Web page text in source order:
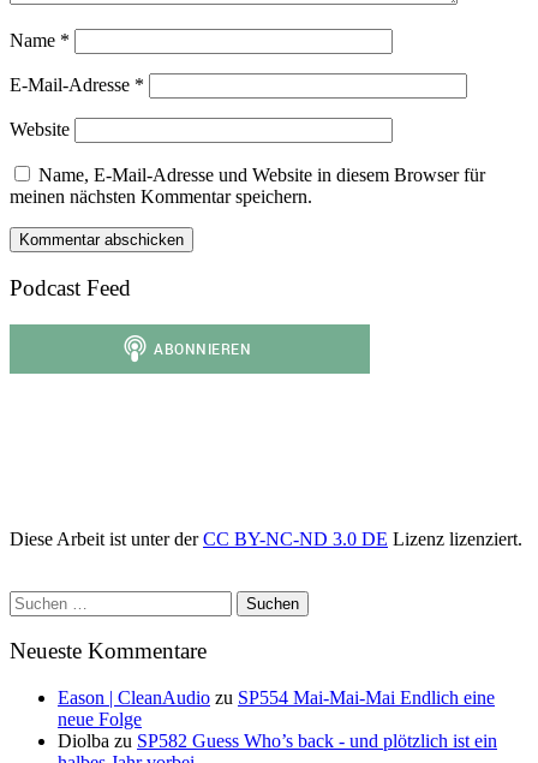
Name *
E-Mail-Adresse *
Website
Name, E-Mail-Adresse und Website in diesem Browser für
meinen nächsten Kommentar speichern.
Podcast Feed
Diese Arbeit ist unter derCC BY-NC-ND 3.0 DE Lizenz lizenziert.
Suchen
nach:
Neueste Kommentare
Eason | CleanAudio zu SP554 Mai-Mai-Mai Endlich eine
neue Folge
Diolba zu SP582 Guess Who’s back - und plötzlich ist ein